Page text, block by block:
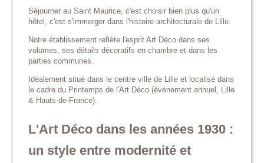
Séjourner au Saint Maurice, c'est choisir bien plus qu'un
hôtel, c'est s'immerger dans l'histoire architecturale de Lille.
Notre établissement reflète l'esprit Art Déco dans ses
volumes, ses détails décoratifs en chambre et dans les
parties communes.
Idéalement situé dans le centre ville de Lille et localisé dans
le cadre du Printemps de l'Art Déco (événement annuel, Lille
& Hauts-de-France).
L'Art Déco dans les années 1930 :
un style entre modernité et